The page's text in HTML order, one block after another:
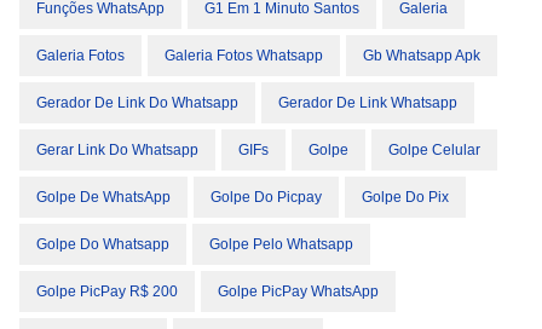
Funções WhatsApp G1 Em 1 Minuto Santos Galeria
Galeria Fotos Galeria Fotos Whatsapp Gb Whatsapp Apk
Gerador De Link Do Whatsapp Gerador De Link Whatsapp
Gerar Link Do Whatsapp GIFs Golpe Golpe Celular
Golpe De WhatsApp Golpe Do Picpay Golpe Do Pix
Golpe Do Whatsapp Golpe Pelo Whatsapp
Golpe PicPay R$ 200 Golpe PicPay WhatsApp